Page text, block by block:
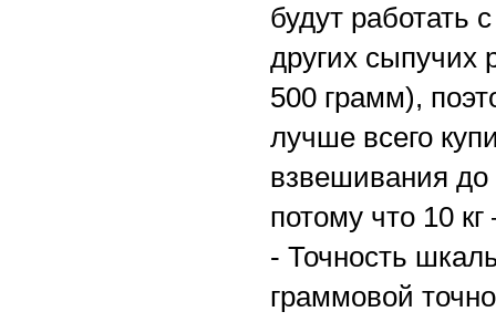
будут работать
других сыпучих
500 грамм),
лучше всего
взвешивания до
потому что 10
- Точность
граммовой